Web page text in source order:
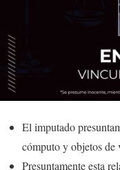
El imputado
cómputo y objetos de
Presuntamente esta